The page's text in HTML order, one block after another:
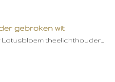
gebroken wit
theelichthouder…